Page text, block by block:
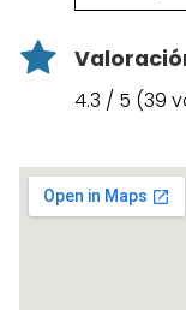
4.3 / 5 (39